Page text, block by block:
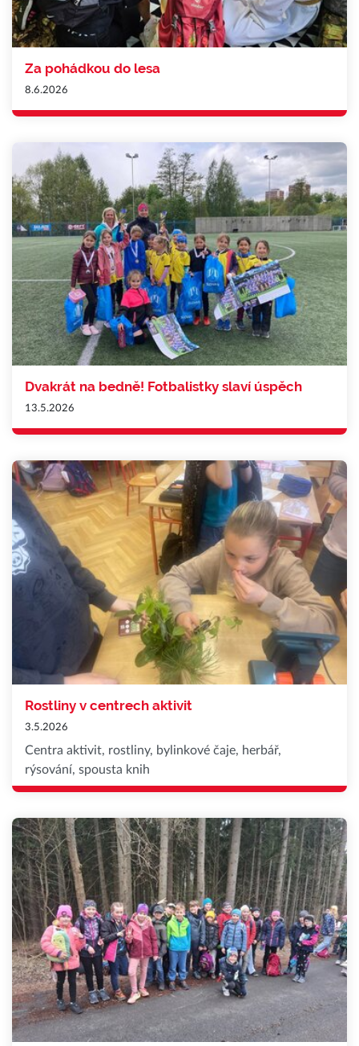
Za pohádkou do lesa
8.6.2026
Dvakrát na bedně! Fotbalistky slaví úspěch
13.5.2026
Rostliny v centrech aktivit
3.5.2026
Centra aktivit, rostliny, bylinkové čaje, herbář,
rýsování, spousta knih